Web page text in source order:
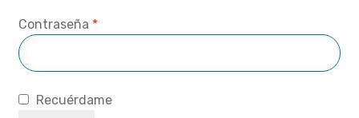
Finalizar compra
Contraseña *Obligatorio
Recuérdame